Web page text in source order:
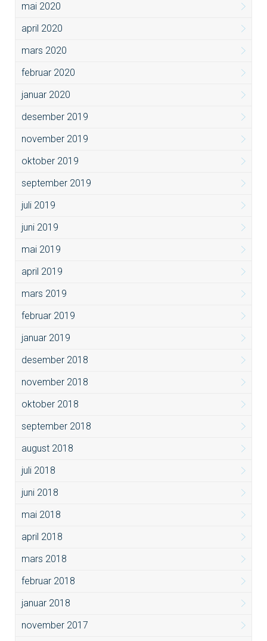
mai 2020
april 2020
mars 2020
februar 2020
januar 2020
desember 2019
november 2019
oktober 2019
september 2019
juli 2019
juni 2019
mai 2019
april 2019
mars 2019
februar 2019
januar 2019
desember 2018
november 2018
oktober 2018
september 2018
august 2018
juli 2018
juni 2018
mai 2018
april 2018
mars 2018
februar 2018
januar 2018
november 2017